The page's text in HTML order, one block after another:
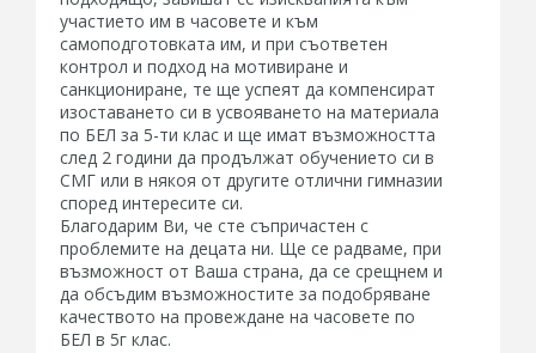
участието им в часовете и към
самоподготовката им, и при съответен
контрол и подход на мотивиране и
санкциониране, те ще успеят да компенсират
изоставането си в усвояването на материала
по БЕЛ за 5-ти клас и ще имат възможността
след 2 години да продължат обучението си в
СМГ или в някоя от другите отлични гимназии
според интересите си.
Благодарим Ви, че сте съпричастен с
проблемите на децата ни. Ще се радваме, при
възможност от Ваша страна, да се срещнем и
да обсъдим възможностите за подобряване
качеството на провеждане на часовете по
БЕЛ в 5г клас.